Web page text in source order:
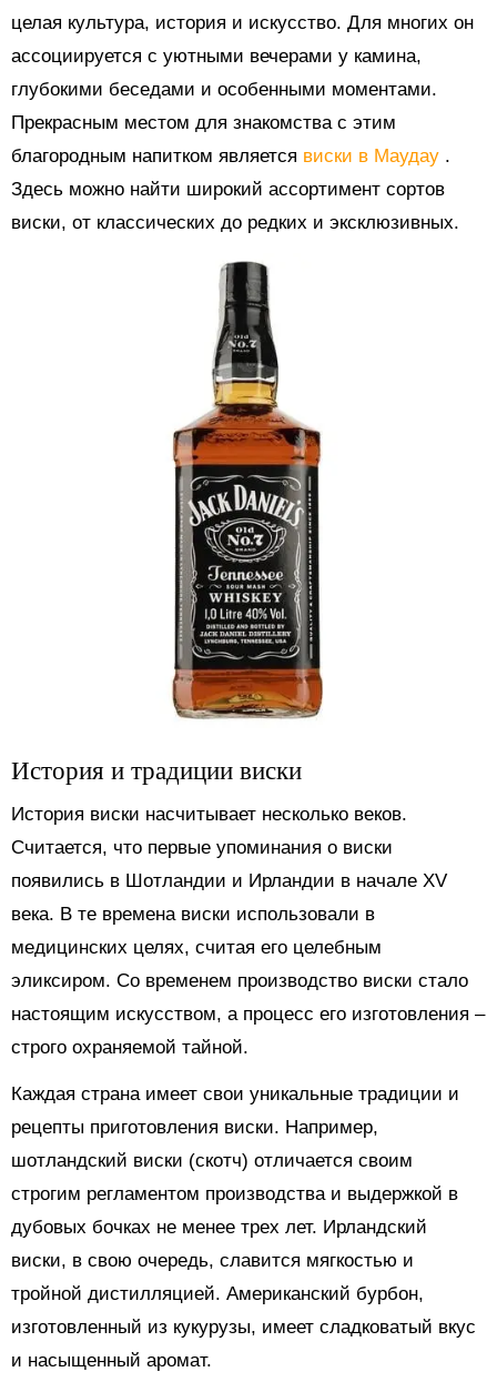
целая культура, история и искусство. Для многих он
ассоциируется с уютными вечерами у камина,
глубокими беседами и особенными моментами.
Прекрасным местом для знакомства с этим
благородным напитком является виски в Маудау .
Здесь можно найти широкий ассортимент сортов
виски, от классических до редких и эксклюзивных.
История и традиции виски
История виски насчитывает несколько веков.
Считается, что первые упоминания о виски
появились в Шотландии и Ирландии в начале XV
века. В те времена виски использовали в
медицинских целях, считая его целебным
эликсиром. Со временем производство виски стало
настоящим искусством, а процесс его изготовления –
строго охраняемой тайной.
Каждая страна имеет свои уникальные традиции и
рецепты приготовления виски. Например,
шотландский виски (скотч) отличается своим
строгим регламентом производства и выдержкой в
дубовых бочках не менее трех лет. Ирландский
виски, в свою очередь, славится мягкостью и
тройной дистилляцией. Американский бурбон,
изготовленный из кукурузы, имеет сладковатый вкус
и насыщенный аромат.